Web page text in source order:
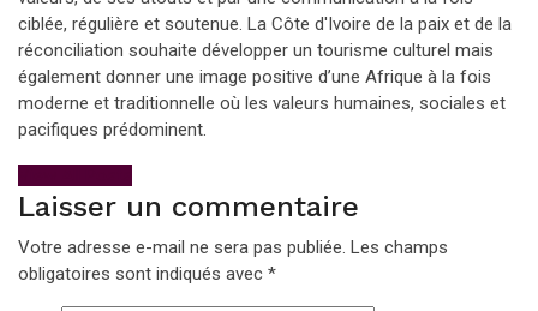
ciblée, régulière et soutenue. La Côte d'Ivoire de la paix et de la
réconciliation souhaite développer un tourisme culturel mais
également donner une image positive d’une Afrique à la fois
moderne et traditionnelle où les valeurs humaines, sociales et
pacifiques prédominent.
Laisser un commentaire
Votre adresse e-mail ne sera pas publiée. Les champs
obligatoires sont indiqués avec *